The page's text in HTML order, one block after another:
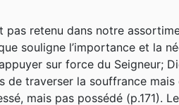
pas retenu dans notre
souligne l’importance et la
sur force du Seigneur;
de traverser la souffrance
mais pas possédé (p.171).